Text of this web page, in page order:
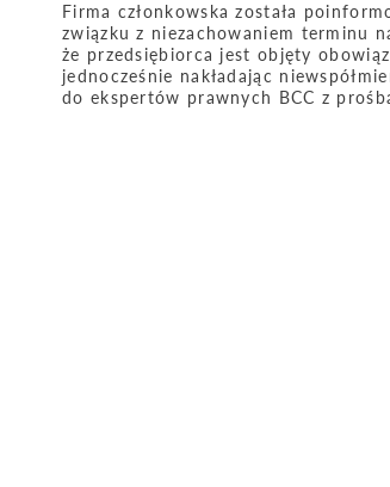
Firma członkowska została
związku z niezachowaniem terminu
że przedsiębiorca jest objęty
jednocześnie nakładając
do ekspertów prawnych BCC z